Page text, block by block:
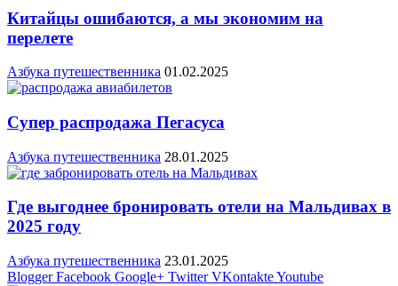
Китайцы ошибаются, а мы экономим на
перелете
Азбука путешественника 01.02.2025
Супер распродажа Пегасуса
Азбука путешественника 28.01.2025
Где выгоднее бронировать отели на Мальдивах в
2025 году
Азбука путешественника 23.01.2025
Blogger Facebook Google+ Twitter VKontakteYoutube